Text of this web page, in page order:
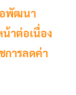
พัฒนา
าต่อเนื่อง
การลดค่า